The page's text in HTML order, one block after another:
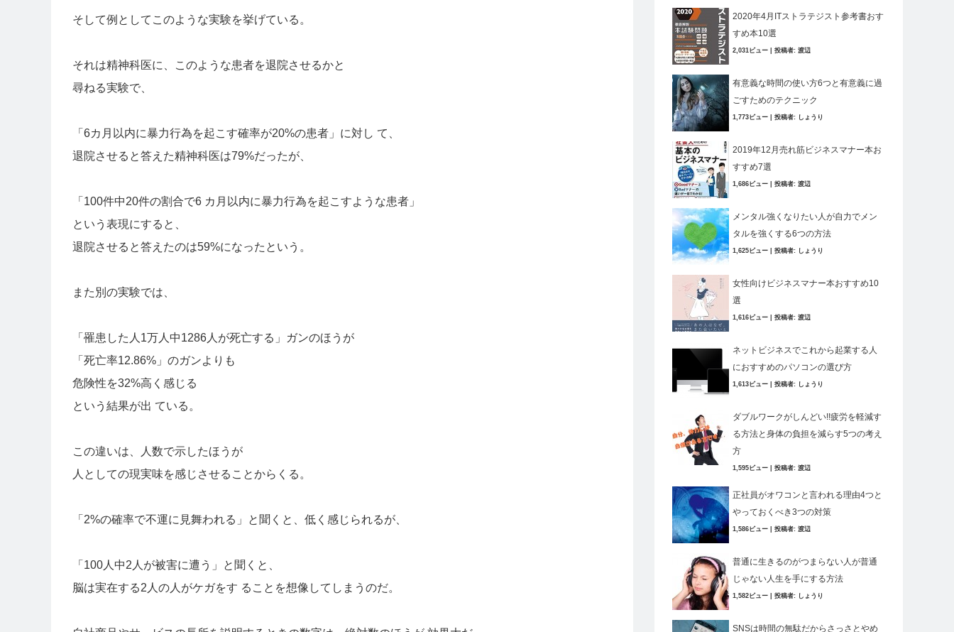
そして例としてこのような実験を挙げている。
それは精神科医に、このような患者を退院させるかと
尋ねる実験で、
「6カ月以内に暴力行為を起こす確率が20%の患者」に対し て、
退院させると答えた精神科医は79%だったが、
「100件中20件の割合で6 カ月以内に暴力行為を起こすような患者」
という表現にすると、
退院させると答えたのは59%になったという。
また別の実験では、
「罹患した人1万人中1286人が死亡する」ガンのほうが
「死亡率12.86%」のガンよりも
危険性を32%高く感じる
という結果が出 ている。
この違いは、人数で示したほうが
人としての現実味を感じさせることからくる。
「2%の確率で不運に見舞われる」と聞くと、低く感じられるが、
「100人中2人が被害に遭う」と聞くと、
脳は実在する2人の人がケガをす ることを想像してしまうのだ。
2020年4月ITストラテジスト参考書おす
すめ本10選
2,031ビュー 投稿者: 渡辺
有意義な時間の使い方6つと有意義に過
ごすためのテクニック
1,773ビュー 投稿者: しょうり
2019年12月売れ筋ビジネスマナー本お
すすめ7選
1,686ビュー 投稿者: 渡辺
メンタル強くなりたい人が自力でメン
タルを強くする6つの方法
1,625ビュー 投稿者: しょうり
女性向けビジネスマナー本おすすめ10
選
1,616ビュー 投稿者: 渡辺
ネットビジネスでこれから起業する人
におすすめのパソコンの選び方
1,613ビュー 投稿者: しょうり
ダブルワークがしんどい!!疲労を軽減す
る方法と身体の負担を減らす5つの考え
方
1,595ビュー 投稿者: 渡辺
正社員がオワコンと言われる理由4つと
やっておくべき3つの対策
1,586ビュー 投稿者: 渡辺
普通に生きるのがつまらない人が普通
じゃない人生を手にする方法
1,582ビュー 投稿者: しょうり
SNSは時間の無駄だからさっさとやめ